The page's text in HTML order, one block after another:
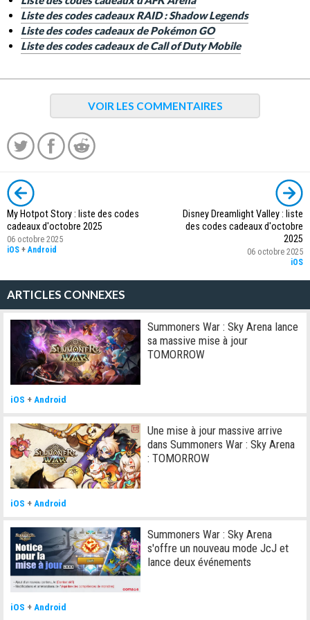
Liste des codes cadeaux RAID : Shadow Legends
Liste des codes cadeaux de Pokémon GO
Liste des codes cadeaux de Call of Duty Mobile
VOIR LES COMMENTAIRES
My Hotpot Story : liste des codes
cadeaux d'octobre 2025
06 octobre 2025
iOS +Android
Disney Dreamlight Valley : liste
des codes cadeaux d'octobre
2025
06 octobre 2025
iOS
ARTICLES CONNEXES
Summoners War : Sky Arena lance
sa massive mise à jour
TOMORROW
iOS + Android
Une mise à jour massive arrive
dans Summoners War : Sky Arena
: TOMORROW
iOS + Android
Summoners War : Sky Arena
s'offre un nouveau mode JcJ et
lance deux événements
iOS +Android